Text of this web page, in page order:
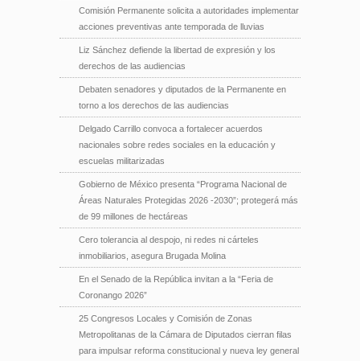
Comisión Permanente solicita a autoridades implementar
acciones preventivas ante temporada de lluvias
Liz Sánchez defiende la libertad de expresión y los
derechos de las audiencias
Debaten senadores y diputados de la Permanente en
torno a los derechos de las audiencias
Delgado Carrillo convoca a fortalecer acuerdos
nacionales sobre redes sociales en la educación y
escuelas militarizadas
Gobierno de México presenta “Programa Nacional de
Áreas Naturales Protegidas 2026 -2030”; protegerá más
de 99 millones de hectáreas
Cero tolerancia al despojo, ni redes ni cárteles
inmobiliarios, asegura Brugada Molina
En el Senado de la República invitan a la “Feria de
Coronango 2026”
25 Congresos Locales y Comisión de Zonas
Metropolitanas de la Cámara de Diputados cierran filas
para impulsar reforma constitucional y nueva ley general